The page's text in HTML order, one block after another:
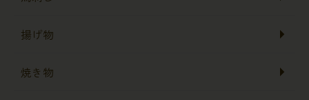
揚げ物
焼き物